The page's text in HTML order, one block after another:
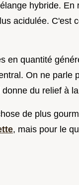
hybride.
acidulée. C'est
en quantité
On ne parle
du relief à
de plus
, mais pour le